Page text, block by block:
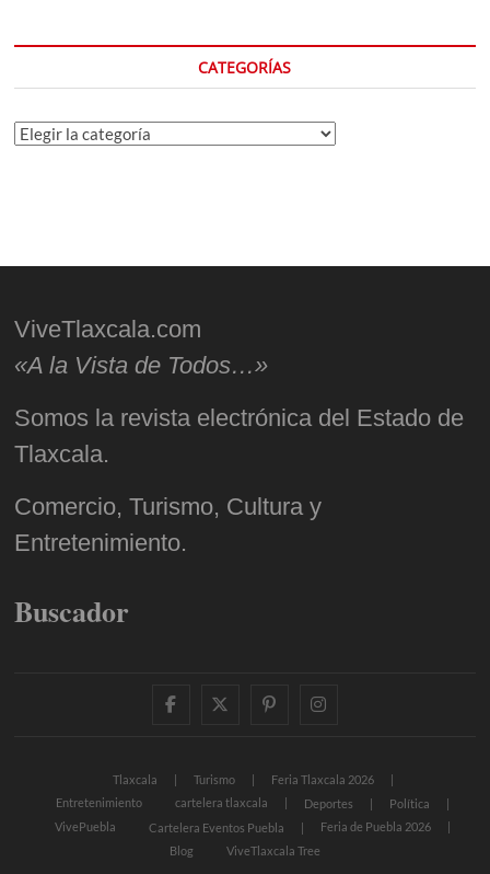
CATEGORÍAS
Categorías
ViveTlaxcala.com
«A la Vista de Todos…»
Somos la revista electrónica del Estado de
Tlaxcala.
Comercio, Turismo, Cultura y
Entretenimiento.
Buscador
facebooktwitter
pinterestinstagram
Tlaxcala Turismo
Feria Tlaxcala 2026
Entretenimiento
cartelera tlaxcala Deportes
Política
VivePuebla
Cartelera Eventos Puebla
Feria de Puebla 2026
Blog
ViveTlaxcala Tree